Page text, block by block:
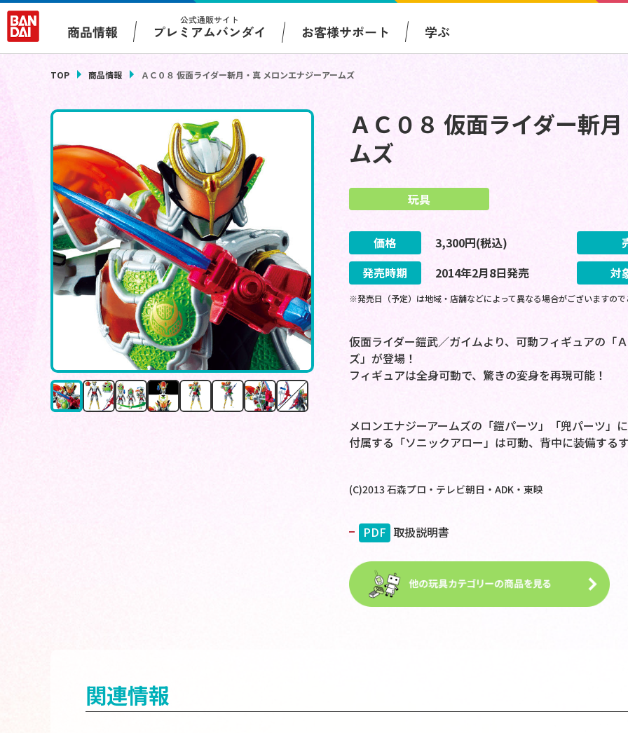
商品情報
公式通販サイト
プレミアムバンダイ お客様サポート 学ぶ
TOP 商品情報 ＡＣ０８ 仮面ライダー斬月・真 メロンエナジーアームズ
ＡＣ０８ 仮面ライダー斬
ムズ
玩具
価格 3,300円(税込)
発売時期
2014年2月8日発売 対
※発売日（予定）は地域・店舗などによって異なる場合がございますの
仮面ライダー鎧武／ガイムより、可動フィギュアの「
ズ」が登場！
フィギュアは全身可動で、驚きの変身を再現可能！
メロンエナジーアームズの「鎧パーツ」「兜パーツ」
付属する「ソニックアロー」は可動、背中に装備する
(C)2013 石森プロ・テレビ朝日・ADK・東映
PDF 取扱説明書
関連情報